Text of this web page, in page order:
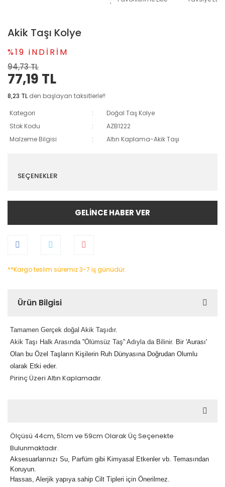
Akik Taşı Kolye
%19 iNDİRİM
94,73 TL
77,19 TL
8,23 TL den başlayan taksitlerle!!
Kategori
Doğal Taş Kolye
Stok Kodu
AZB1222
Malzeme Bilgisi
Altın Kaplama-Akik Taşı
SEÇENEKLER
GELİNCE HABER VER
**Kargo teslim süremiz 3-7 iş günüdür.
Ürün Bilgisi
Tamamen Gerçek doğal Akik Taşıdır.
Akik Taşı Halk Arasında ''Ölümsüz Taş'' Adıyla da Bilinir. Bir 'Aurası'
Olan bu Özel Taşların Kişilerin Ruh Dünyasına Doğrudan Olumlu
olarak Etki eder.
Pirinç Üzeri Altın Kaplamadır.
Ölçüsü 44cm, 51cm ve 59cm Olarak Üç Seçenekte
Bulunmaktadır.
Aksesuarlarınızı Su, Parfüm gibi Kimyasal Etkenler vb. Temasından
Koruyun.
Hassas, Alerjik yapıya sahip Cilt Tipleri için Önerilmez.